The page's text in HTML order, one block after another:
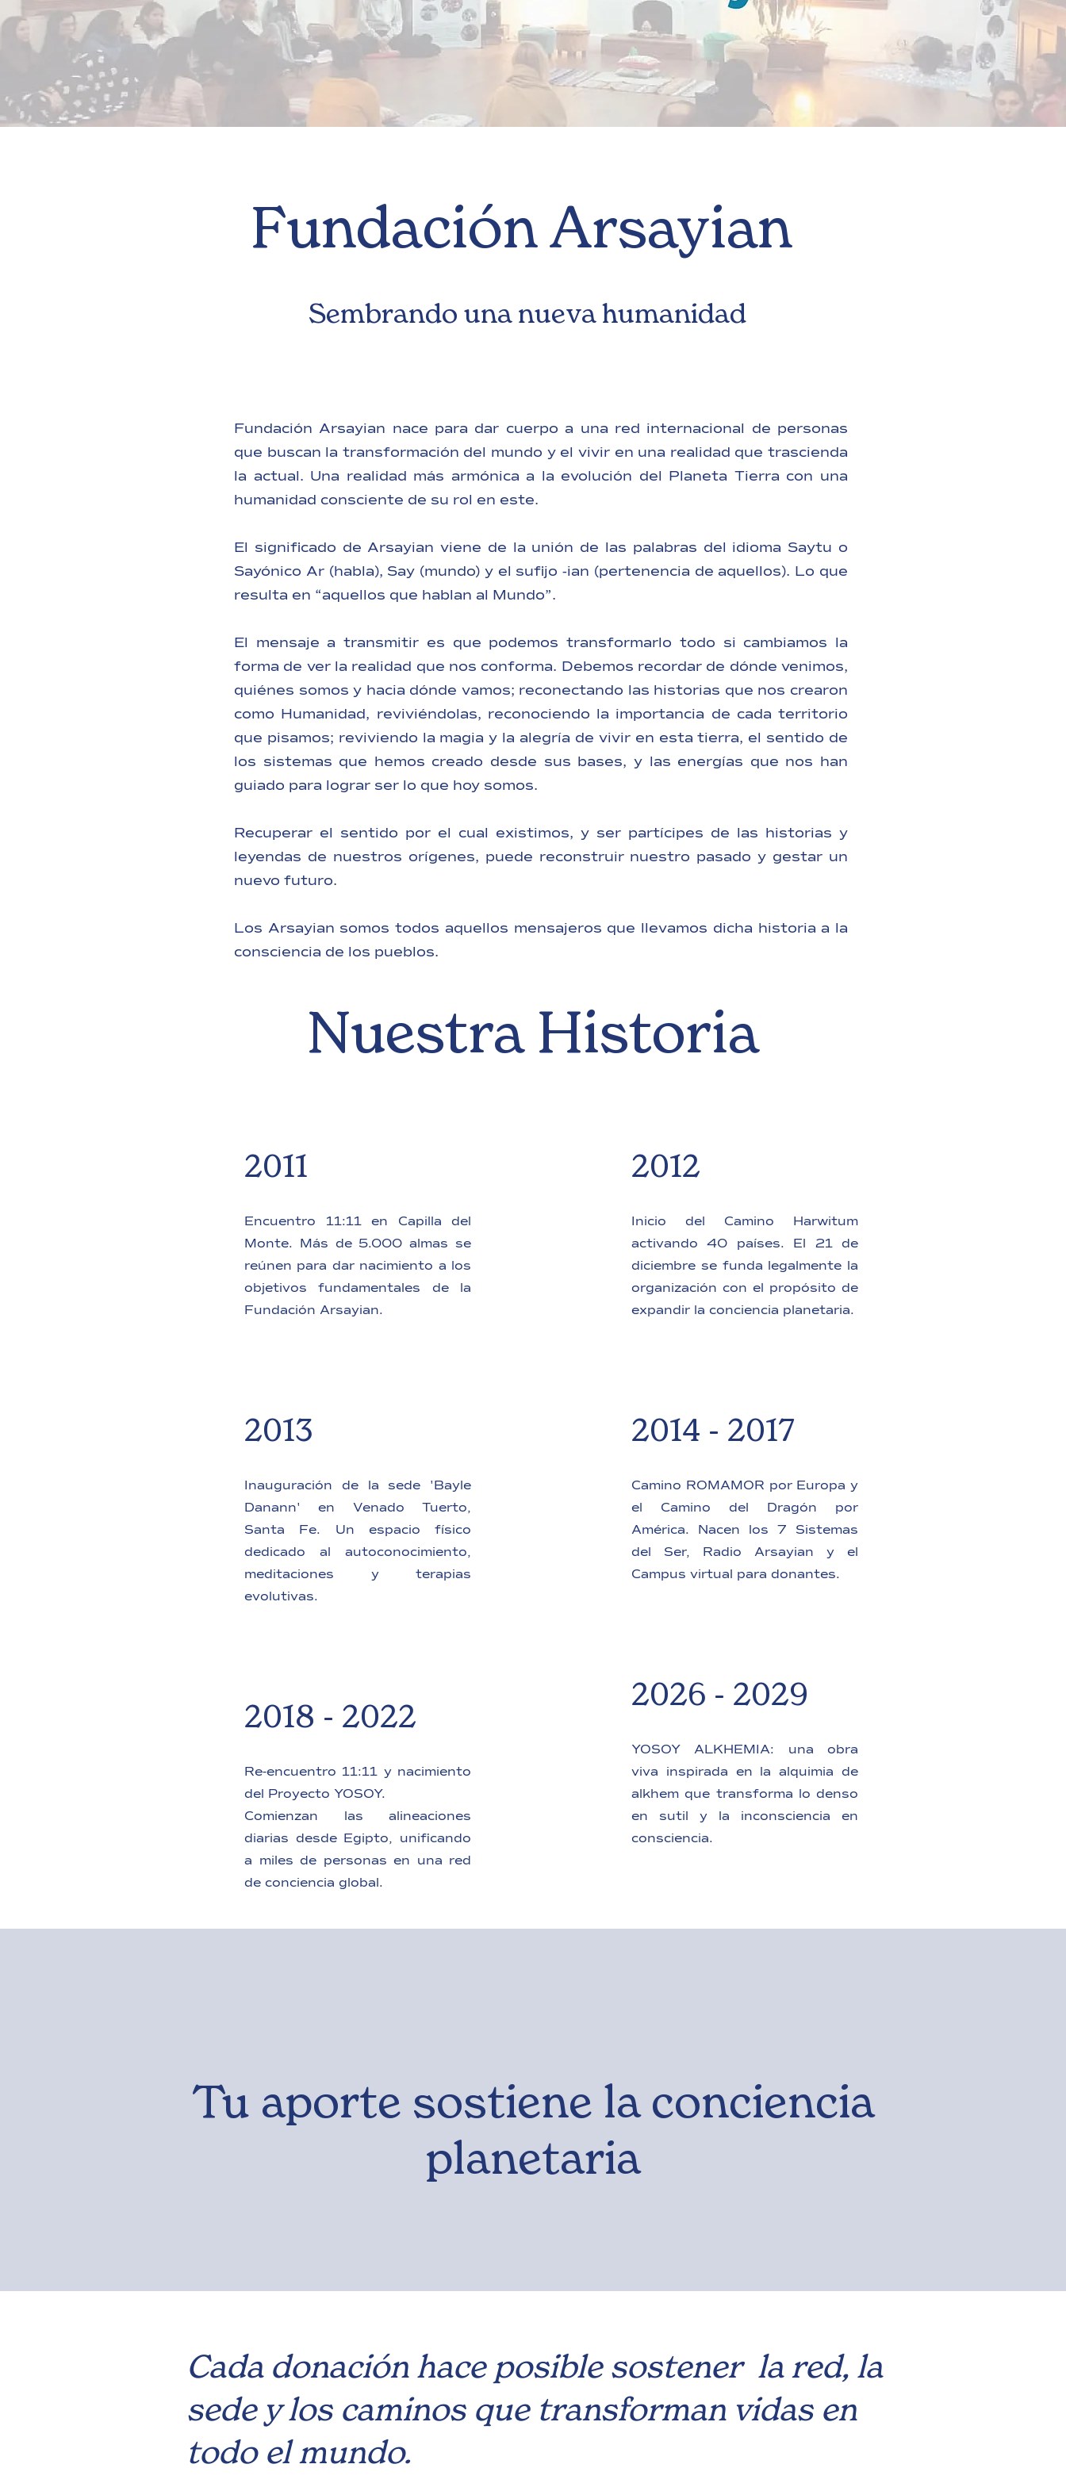
Fundación Arsayian
Sembrando una nueva humanidad
Fundación Arsayian nace para dar cuerpo a una red internacional de personas
que buscan la transformación del mundo y el vivir en una realidad que trascienda
la actual. Una realidad más armónica a la evolución del Planeta Tierra con una
humanidad consciente de su rol en este.
El significado de Arsayian viene de la unión de las palabras del idioma Saytu o
Sayónico Ar (habla), Say (mundo) y el sufijo -ian (pertenencia de aquellos). Lo que
resulta en “aquellos que hablan al Mundo”.
El mensaje a transmitir es que podemos transformarlo todo si cambiamos la
forma de ver la realidad que nos conforma. Debemos recordar de dónde venimos,
quiénes somos y hacia dónde vamos; reconectando las historias que nos crearon
como Humanidad, reviviéndolas, reconociendo la importancia de cada territorio
que pisamos; reviviendo la magia y la alegría de vivir en esta tierra, el sentido de
los sistemas que hemos creado desde sus bases, y las energías que nos han
guiado para lograr ser lo que hoy somos.
Recuperar el sentido por el cual existimos, y ser partícipes de las historias y
leyendas de nuestros orígenes, puede reconstruir nuestro pasado y gestar un
nuevo futuro.
Los Arsayian somos todos aquellos mensajeros que llevamos dicha historia a la
consciencia de los pueblos.
Nuestra Historia
2011
Encuentro 11:11 en Capilla del
Monte. Más de 5.000 almas se
reúnen para dar nacimiento a los
objetivos fundamentales de la
Fundación Arsayian.
2013
Inauguración de la sede 'Bayle
Danann' en Venado Tuerto,
Santa Fe. Un espacio físico
dedicado al autoconocimiento,
meditaciones y terapias
evolutivas.
2018 - 2022
Re-encuentro 11:11 y nacimiento
del Proyecto YOSOY.
Comienzan las alineaciones
diarias desde Egipto, unificando
a miles de personas en una red
de conciencia global.
2012
Inicio del Camino Harwitum
activando 40 países. El 21 de
diciembre se funda legalmente la
organización con el propósito de
expandir la conciencia planetaria.
2014 - 2017
Camino ROMAMOR por Europa y
el Camino del Dragón por
América. Nacen los 7 Sistemas
del Ser, Radio Arsayian y el
Campus virtual para donantes.
2026 - 2029
YOSOY ALKHEMIA: una obra
viva inspirada en la alquimia de
alkhem que transforma lo denso
en sutil y la inconsciencia en
consciencia.
Tu aporte sostiene la conciencia
planetaria
Cada donación hace posible sostener la red, la
sede y los caminos que transforman vidas en
todo el mundo.